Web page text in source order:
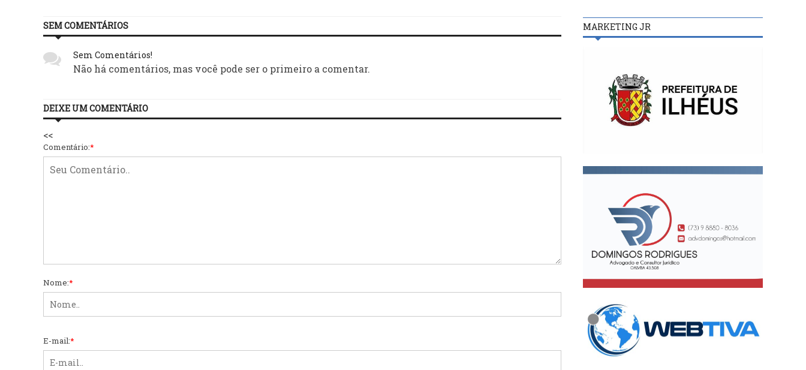
SEM COMENTÁRIOS
Sem Comentários!
Não há comentários, mas você pode ser o primeiro a comentar.
DEIXE UM COMENTÁRIO
<<
Comentário:*
Nome:*
E-mail:*
MARKETING JR